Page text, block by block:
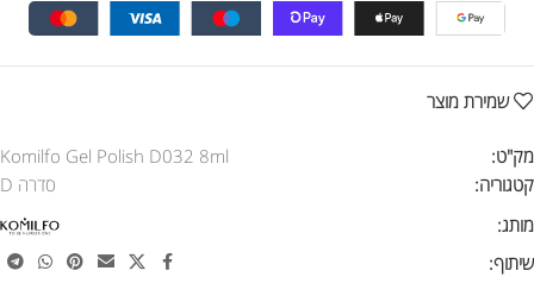
שמירת מוצר
מק"ט:
Komilfo Gel Polish D032 8ml
קטגוריה:
סדרה D
מותג:
שיתוף: